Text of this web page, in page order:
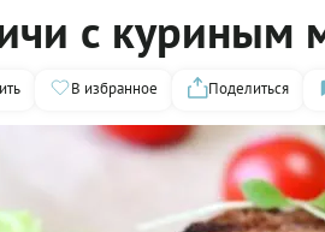
с куриным
В избранное Поделиться